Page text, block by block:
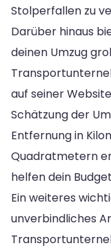
Stolperfallen zu
Darüber hinaus
deinen Umzug
auf seiner
Schätzung der
Entfernung in
Quadratmetern
helfen dein
Ein weiteres
unverbindliches